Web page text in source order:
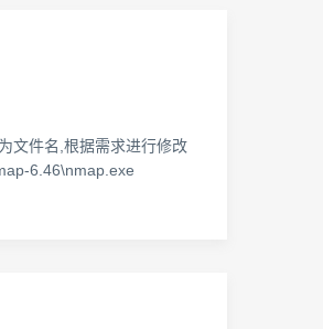
文件名,根据需求进行修改
6.46\nmap.exe